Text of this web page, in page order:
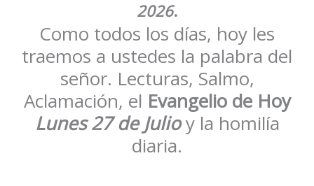
2026.
Como todos los días, hoy les
traemos a ustedes la palabra del
señor. Lecturas, Salmo,
Aclamación, el Evangelio de Hoy
Lunes 27 de Julioy la homilía
diaria.